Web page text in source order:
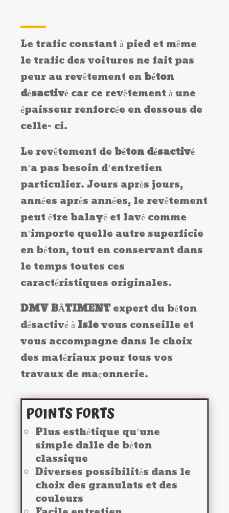
Le trafic constant à pied et même
le trafic des voitures ne fait pas
peur au revêtement enbéton
désactivécar ce revêtement à une
épaisseur renforcée en dessous de
celle- ci.
Le revêtement de béton désactivé
n’a pas besoin d’entretien
particulier. Jours après jours,
années après années, le revêtement
peut être balayé et lavé comme
n’importe quelle autre superficie
en béton, tout en conservant dans
le temps toutes ces
caractéristiques originales.
DMVBÂTIMENTexpert du béton
désactivé àIslevous conseille et
vous accompagne dans le choix
des matériaux pour tous vos
travaux de maçonnerie.
POINTS FORTS
Plus esthétique qu’une
simple dalle de béton
classique
Diverses possibilités dans le
choix des granulats et des
couleurs